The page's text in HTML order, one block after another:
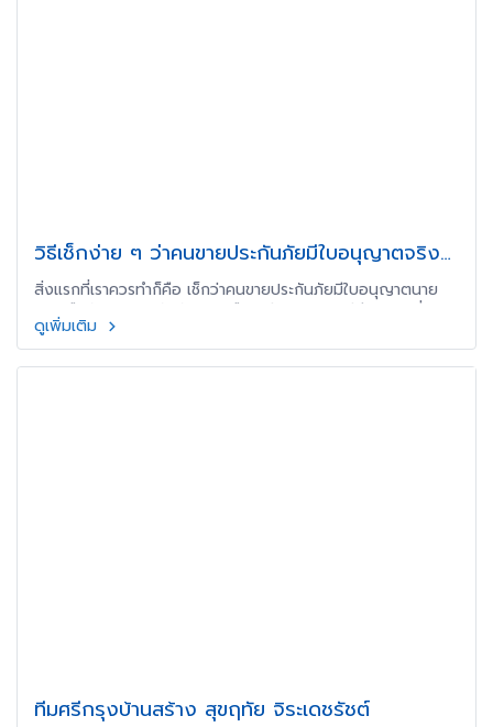
วิธีเช็กง่าย ๆ ว่าคนขายประกันภัยมีใบอนุญาตจริง
ไหม?
สิ่งแรกที่เราควรทำก็คือ เช็กว่าคนขายประกันภัยมีใบอนุญาตนาย
หน้าหรือตัวแทนประกันภัยจริงหรือเปล่า เพราะถ้าไม่มีเราอาจเสี่ยง
โดนหลอกได้
ดูเพิ่มเติม
ทีมศรีกรุงบ้านสร้าง สุขฤทัย จิระเดชรัชต์